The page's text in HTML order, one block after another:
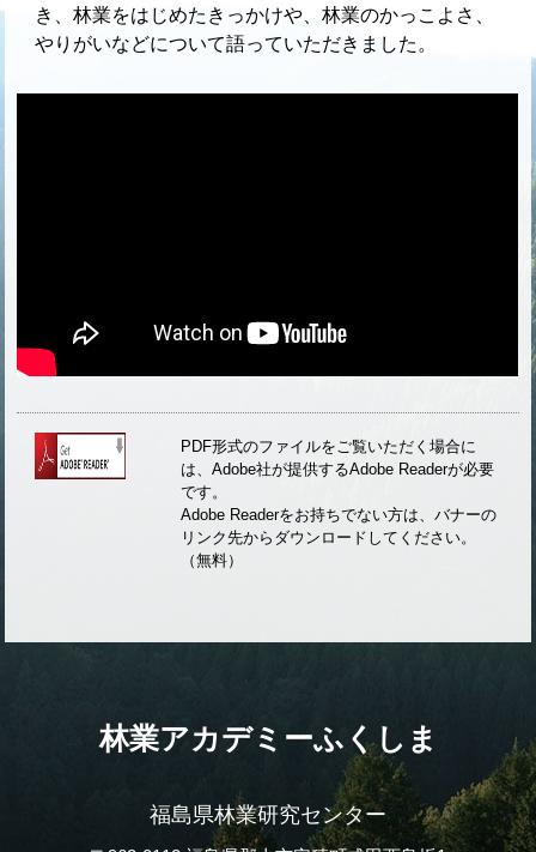
き、林業をはじめたきっかけや、林業のかっこよさ、
やりがいなどについて語っていただきました。
PDF形式のファイルをご覧いただく場合に
は、Adobe社が提供するAdobe Readerが必要
です。
Adobe Readerをお持ちでない方は、バナーの
リンク先からダウンロードしてください。
（無料）
林業アカデミーふくしま
福島県林業研究センター